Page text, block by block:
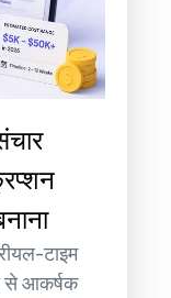
टाइम
से आकर्षक